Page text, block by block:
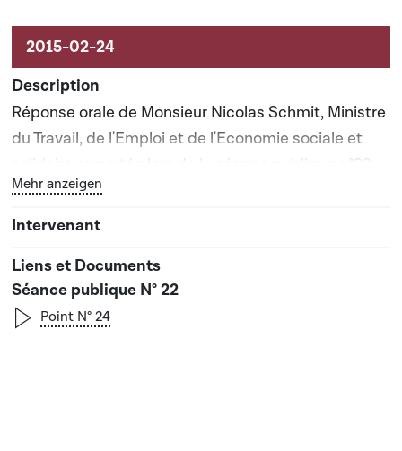
Réponse orale de Monsieur Nicolas Schmit, Ministre
du Travail, de l'Emploi et de l'Economie sociale et
solidaire apportée lors de la séance publique n°22
Bouton graphique servant à afficher ou cacher tous
Mehr anzeigen
Séance publique N° 22
Point N° 24